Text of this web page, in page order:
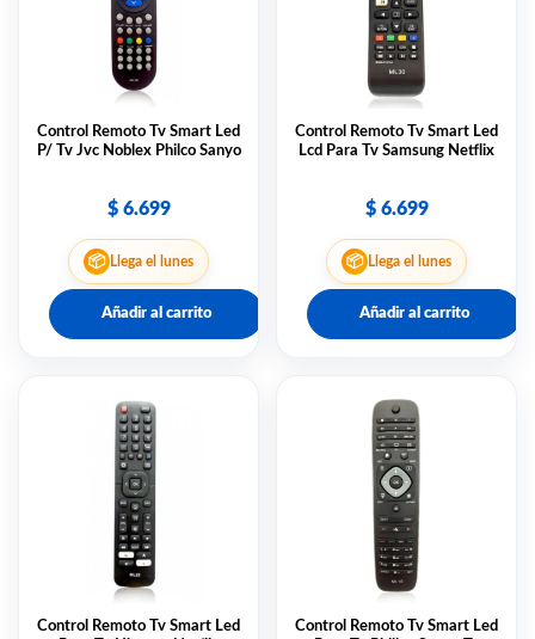
Control Remoto Tv Smart Led
P/ Tv Jvc Noblex Philco Sanyo
$6.699
📦 Llega el lunes
Añadir al carrito
Control Remoto Tv Smart Led
Lcd Para Tv Samsung Netflix
$6.699
📦 Llega el lunes
Añadir al carrito
Control Remoto Tv Smart Led
Control Remoto Tv Smart Led